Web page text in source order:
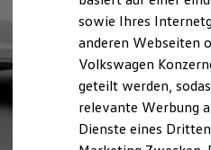
Kosten und Kauf
Verbrauchskosten
Kaufoptionen
E-Auto-
Software und
Die ID. Software
ID. Software
Digitale Extras
Schnittstellen
sowie Ihres
anderen Webseiten
Volkswagen
geteilt werden,
relevante Werbung
Dienste eines